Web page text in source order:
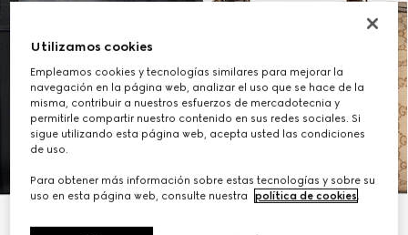
Utilizamos cookies
Empleamos cookies y tecnologías similares para mejorar la
navegación en la página web, analizar el uso que se hace de la
misma, contribuir a nuestros esfuerzos de mercadotecnia y
permitirle compartir nuestro contenido en sus redes sociales. Si
sigue utilizando esta página web, acepta usted las condiciones
de uso.
Para obtener más información sobre estas tecnologías y sobre su
uso en esta página web, consulte nuestra
política de cookies.